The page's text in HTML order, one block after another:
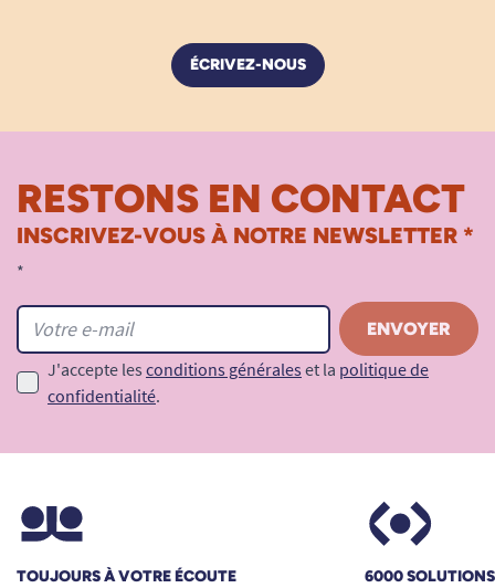
difficultés de tremblements.ÉCRIVEZ-NOUS
RESTONS EN CONTACT
INSCRIVEZ-VOUS À NOTRE NEWSLETTER *
*
J'accepte les conditions générales et la politique de
confidentialité.
TOUJOURS À VOTRE ÉCOUTE 6000